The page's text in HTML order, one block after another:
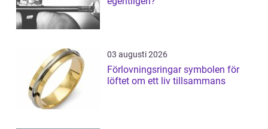
03 augusti 2026
Förlovningsringar symbolen för
löftet om ett liv tillsammans